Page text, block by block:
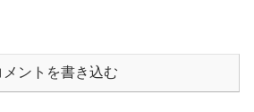
メントを書き込む